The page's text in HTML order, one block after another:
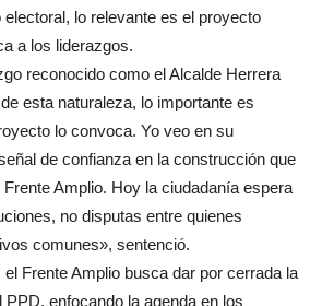
electoral, lo relevante es el proyecto
a los liderazgos.
reconocido como el Alcalde Herrera
esta naturaleza, lo importante es
lo convoca. Yo veo en su
de confianza en la construcción que
Amplio. Hoy la ciudadanía espera
no disputas entre quienes
comunes», sentenció.
Frente Amplio busca dar por cerrada la
enfocando la agenda en los